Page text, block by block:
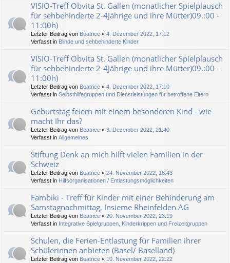
VISIO-Treff Obvita St. Gallen (monatlicher Spielplausch
für sehbehinderte 2-4Jährige und ihre Mütter)09.:00 -
11:00h)
Letzter Beitrag von Beatrice « 4. Dezember 2022, 17:12
Verfasst in Blinde und sehbehinderte Kinder
VISIO-Treff Obvita St. Gallen (monatlicher Spielplausch
für sehbehinderte 2-4Jährige und ihre Mütter)09.:00 -
11:00h)
Letzter Beitrag von Beatrice « 4. Dezember 2022, 17:10
Verfasst in Selbsthilfegruppen und Dienstleistungen für betroffene Eltern
Geburtstag feiern mit einem besonderen Kind - wie
macht Ihr das?
Letzter Beitrag von Beatrice « 3. Dezember 2022, 21:40
Verfasst in Allgemeines
Stiftung Denk an mich hilft vielen Familien in der
Schweiz
Letzter Beitrag von Beatrice « 24. November 2022, 18:43
Verfasst in Hilfsorganisationen / Entlastungsmöglichkeiten
Fambiki - Treff für Kinder mit einer Behinderung am
Samstagnachmittag, Insieme Rheinfelden AG
Letzter Beitrag von Beatrice « 20. November 2022, 23:19
Verfasst in Integrative Spielgruppen, Kinderkrippen und Freizeitgruppen
Schulen, die Ferien-Entlastung für Familien ihrer
Schülerinnen anbieten (Basel/ Baselland)
Letzter Beitrag von Beatrice « 10. November 2022, 22:22